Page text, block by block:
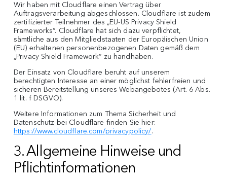
Wir haben mit Cloudflare einen Vertrag über
Auftragsverarbeitung abgeschlossen. Cloudflare ist zudem
zertifizierter Teilnehmer des „EU-US Privacy Shield
Frameworks“. Cloudflare hat sich dazu verpflichtet,
sämtliche aus den Mitgliedstaaten der Europäischen Union
(EU) erhaltenen personenbezogenen Daten gemäß dem
„Privacy Shield Framework“ zu handhaben.
Der Einsatz von Cloudflare beruht auf unserem
berechtigten Interesse an einer möglichst fehlerfreien und
sicheren Bereitstellung unseres Webangebotes (Art. 6 Abs.
1 lit. f DSGVO).
Weitere Informationen zum Thema Sicherheit und
Datenschutz bei Cloudflare finden Sie hier:
https://www.cloudflare.com/privacypolicy/.
3. Allgemeine Hinweise und
Pflichtinformationen